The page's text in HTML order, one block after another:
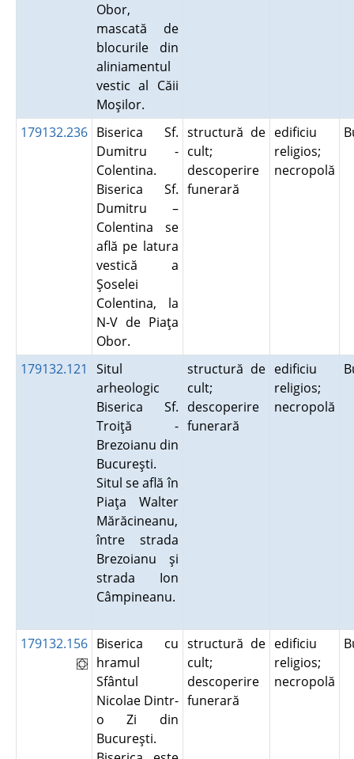
Obor,
mascată de
blocurile din
aliniamentul
vestic al Căii
Moşilor.
179132.236 Biserica Sf.
Dumitru -
Colentina.
Biserica Sf.
Dumitru –
Colentina se
află pe latura
vestică a
Şoselei
Colentina, la
N-V de Piaţa
Obor.
structură de
cult;
descoperire
funerară
edificiu
religios;
necropolă
179132.121
Situl
arheologic
Biserica Sf.
Troiţă -
Brezoianu din
Bucureşti.
Situl se află în
Piaţa Walter
Mărăcineanu,
între strada
Brezoianu şi
strada Ion
Câmpineanu.
structură de
cult;
descoperire
funerară
edificiu
religios;
necropolă
179132.156 Biserica cu
hramul
Sfântul
Nicolae Dintr-
o Zi din
Bucureşti.
structură de
cult;
descoperire
funerară
edificiu
religios;
necropolă